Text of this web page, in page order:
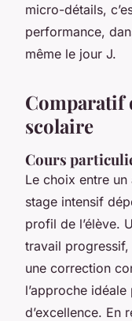
micro-détails,
performance,
même le jour J.
Comparatif
scolaire
Cours
Le choix entre
stage intensif
profil de l’élève.
travail
une correction
l’approche
d’excellence. En